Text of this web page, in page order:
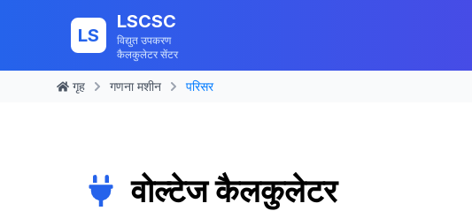
LS
LSCSC
विद्युत उपकरण
कैलकुलेटर सेंटर
गृह गणना मशीन परिसर
वोल्टेज कैलकुलेटर